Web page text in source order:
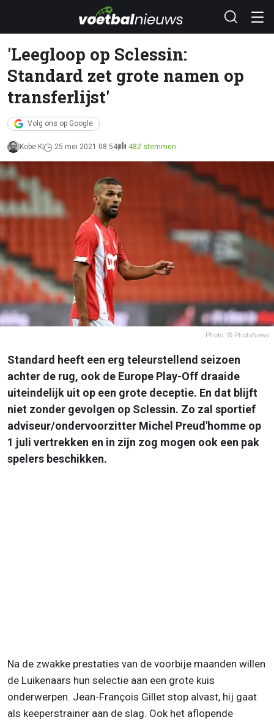
'Leegloop op Sclessin:
Standard zet grote namen op
transferlijst'
Volg ons op Google
Kobe K 25 mei 2021 08:54 482 stemmen
Photo: © PhotoNews
Standard heeft een erg teleurstellend seizoen
achter de rug, ook de Europe Play-Off draaide
uiteindelijk uit op een grote deceptie. En dat blijft
niet zonder gevolgen op Sclessin. Zo zal sportief
adviseur/ondervoorzitter Michel Preud'homme op
1 juli vertrekken en in zijn zog mogen ook een pak
spelers beschikken.
Na de zwakke prestaties van de voorbije maanden willen
de Luikenaars hun selectie aan een grote kuis
onderwerpen. Jean-François Gillet stop alvast, hij gaat
als keeperstrainer aan de slag. Ook het aflopende